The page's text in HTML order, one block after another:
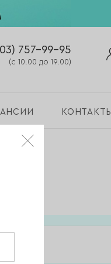
757-99-95
(с 10.00 до 19.00)
КОНТАКТЫ